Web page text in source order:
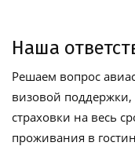
Наша
Решаем вопрос
визовой
страховки на весь
проживания в